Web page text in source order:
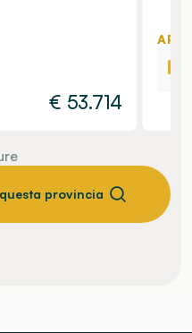
€ 53.714
provincia